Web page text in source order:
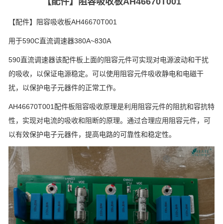
【配件】阻容吸收板AH46670T001
用于590C直流调速器380A~830A
590直流调速器该配件板上面的阻容元件可实现对电源波动和干扰
的吸收，以保证电源稳定。可以使用阻容元件吸收静电和电磁干
扰，以保护电子元器件的正常工作。
AH46670T001配件板阻容吸收原理是利用阻容元件的阻抗和容抗特
性，实现对电流的吸收和阻断的原理。通过合理应用阻容元件，可
以有效保护电子元器件，提高电路的可靠性和稳定性。